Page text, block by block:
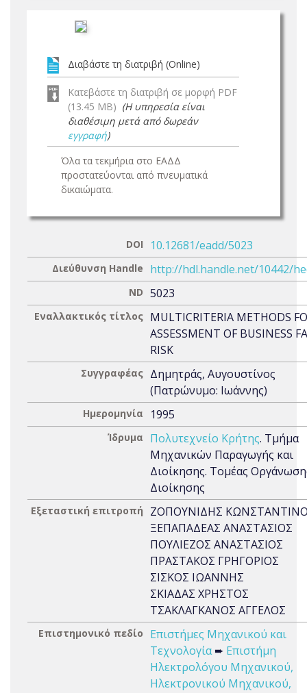
Διαβάστε τη διατριβή (Online)
Κατεβάστε τη διατριβή σε μορφή PDF
(13.45 MB) (Η υπηρεσία είναι
διαθέσιμη μετά από δωρεάν
εγγραφή)
Όλα τα τεκμήρια στο ΕΑΔΔ
προστατεύονται από πνευματικά
δικαιώματα.
DOI 10.12681/eadd/5023
Διεύθυνση Handle http://hdl.handle.net/10442/
ND 5023
Εναλλακτικός τίτλος MULTICRITERIA METHODS
ASSESSMENT OF BUSINESS
RISK
Συγγραφέας Δημητράς, Αυγουστίνος
(Πατρώνυμο: Ιωάννης)
Ημερομηνία 1995
Ίδρυμα Πολυτεχνείο Κρήτης. Τμήμα
Μηχανικών Παραγωγής και
Διοίκησης. Τομέας
Διοίκησης
Εξεταστική επιτροπή
ΖΟΠΟΥΝΙΔΗΣ
ΞΕΠΑΠΑΔΕΑΣ ΑΝΑΣΤΑΣΙΟΣ
ΠΟΥΛΙΕΖΟΣ ΑΝΑΣΤΑΣΙΟΣ
ΠΡΑΣΤΑΚΟΣ ΓΡΗΓΟΡΙΟΣ
ΣΙΣΚΟΣ ΙΩΑΝΝΗΣ
ΣΚΙΑΔΑΣ ΧΡΗΣΤΟΣ
ΤΣΑΚΛΑΓΚΑΝΟΣ ΑΓΓΕΛΟΣ
Επιστημονικό πεδίο
Επιστήμες Μηχανικού και
Τεχνολογία➨ Επιστήμη
Ηλεκτρολόγου Μηχανικού,
Ηλεκτρονικού Μηχανικού,